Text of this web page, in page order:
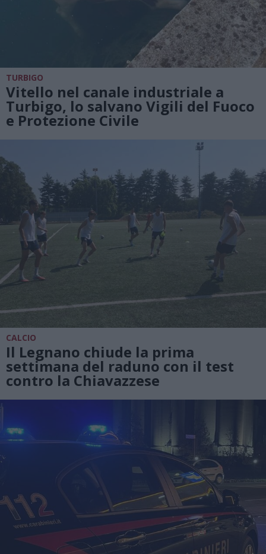
TURBIGO
Vitello nel canale industriale a
Turbigo, lo salvano Vigili del Fuoco
e Protezione Civile
CALCIO
Il Legnano chiude la prima
settimana del raduno con il test
contro la Chiavazzese